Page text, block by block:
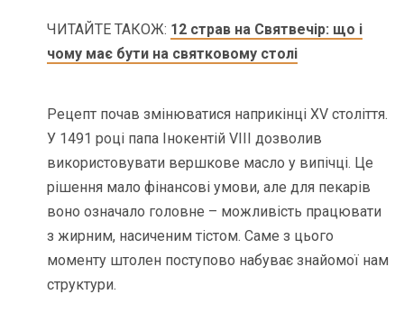
ЧИТАЙТЕ ТАКОЖ: 12 страв на Святвечір: що і
чому має бути на святковому столі
Рецепт почав змінюватися наприкінці XV століття.
У 1491 році папа Інокентій VIII дозволив
використовувати вершкове масло у випічці. Це
рішення мало фінансові умови, але для пекарів
воно означало головне – можливість працювати
з жирним, насиченим тістом. Саме з цього
моменту штолен поступово набуває знайомої нам
структури.